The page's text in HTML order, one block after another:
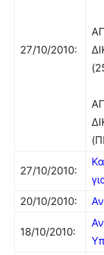
27/10/2010:
27/10/2010:
20/10/2010:
18/10/2010: